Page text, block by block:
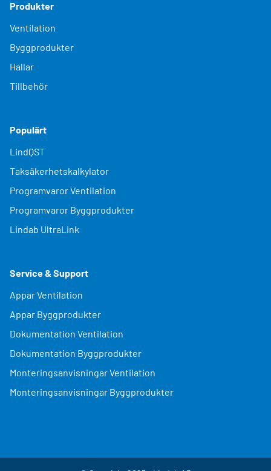
Produkter
Ventilation
Byggprodukter
Hallar
Tillbehör
Populärt
LindQST
Taksäkerhetskalkylator
Programvaror Ventilation
Programvaror Byggprodukter
Lindab UltraLink
Service & Support
Appar Ventilation
Appar Byggprodukter
Dokumentation Ventilation
Dokumentation Byggprodukter
Monteringsanvisningar Ventilation
Monteringsanvisningar Byggprodukter